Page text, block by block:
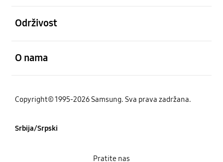
Održivost
O nama
Copyright© 1995-2026 Samsung. Sva prava zadržana.
Srbija/Srpski
Pratite nas